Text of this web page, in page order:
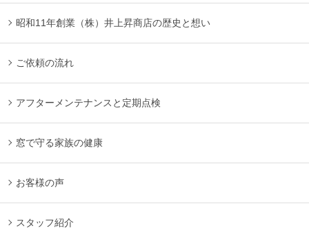
昭和11年創業（株）井上昇商店の歴史と想い
ご依頼の流れ
アフターメンテナンスと定期点検
窓で守る家族の健康
お客様の声
スタッフ紹介